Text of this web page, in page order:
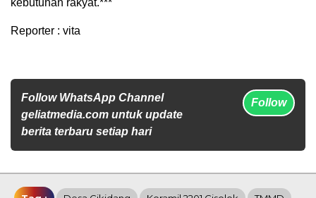
kebutuhan rakyat.***
Reporter : vita
Follow WhatsApp Channel
geliatmedia.com untuk update
berita terbaru setiap hari
Follow